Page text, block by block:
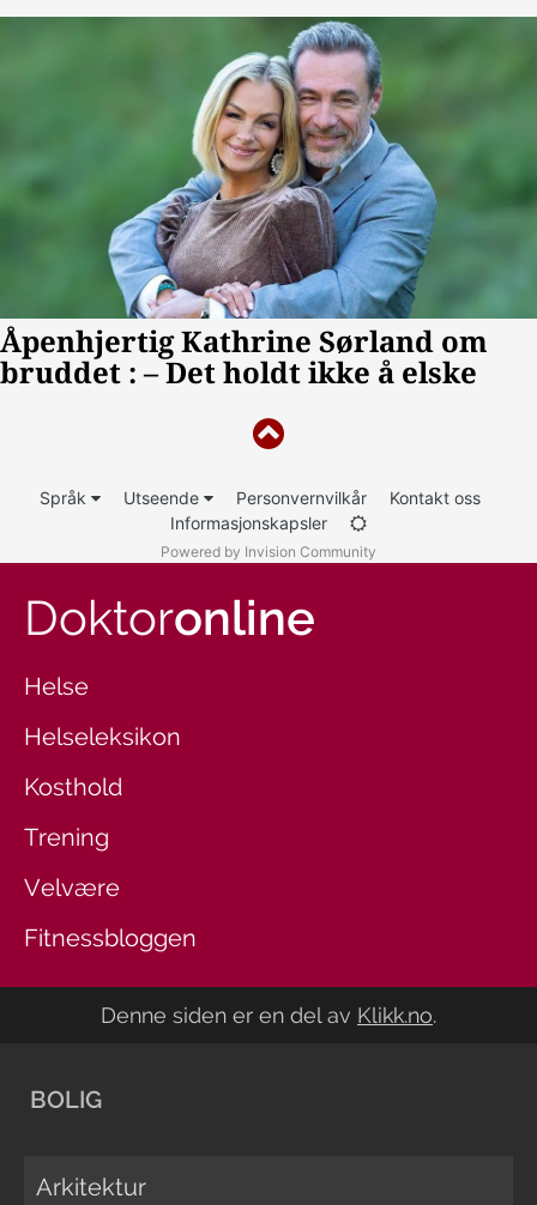
Språk Utseende Personvernvilkår
Kontakt oss
Informasjonskapsler
Powered by Invision Community
Doktoronline
Helse
Helseleksikon
Kosthold
Trening
Velvære
Fitnessbloggen
Denne siden er en del av Klikk.no.
BOLIG
Arkitektur